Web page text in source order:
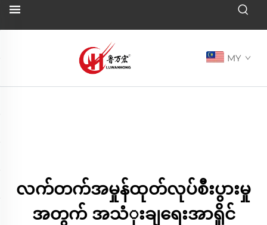
MY
လက်တက်အမှုန်ထုတ်လုပ်စီးပွားမှု
အတွက် အသံုးချရေးအာရှိုင်